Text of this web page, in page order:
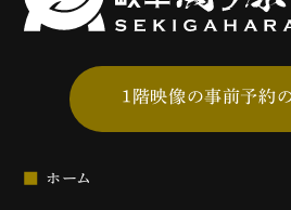
1階映像の事前予約
ホーム